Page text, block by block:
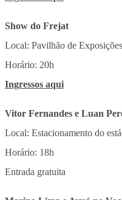
Show do Frejat
Local: Pavilhão de
Horário: 20h
Ingressos aqui
Vitor Fernandes e Luan
Local: Estacionamento do
Horário: 18h
Entrada gratuita